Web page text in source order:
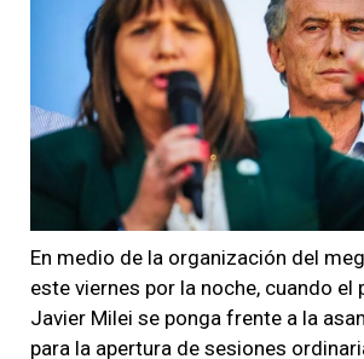
En medio de la organización del
este viernes por la noche, cuando el
Javier Milei se ponga frente a la
para la apertura de sesiones